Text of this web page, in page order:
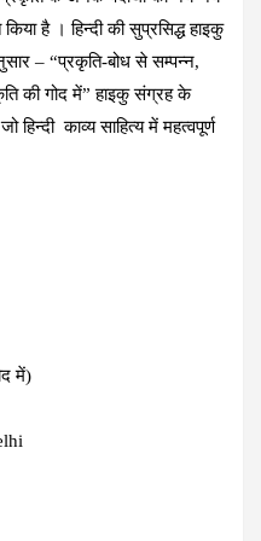
है । हिन्दी की सुप्रसिद्ध हाइकु
– “प्रकृति-बोध से सम्पन्न,
की गोद में” हाइकु संग्रह के
हिन्दी काव्य साहित्य में महत्वपूर्ण
में)